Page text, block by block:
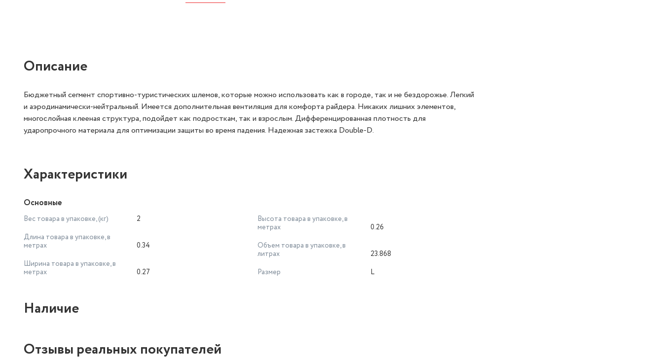
Описание
Бюджетный сегмент спортивно-туристических шлемов, которые можно использовать как в городе, так и не бездорожье. Легкий
и аэродинамически-нейтральный. Имеется дополнительная вентиляция для комфорта райдера. Никаких лишних элементов,
многослойная клееная структура, подойдет как подросткам, так и взрослым. Дифференцированная плотность для
ударопрочного материала для оптимизации защиты во время падения. Надежная застежка Double-D.
Характеристики
Основные
Вес товара в упаковке, (кг)
2
Длина товара в упаковке, в
метрах
0.34
Ширина товара в упаковке, в
метрах
0.27
Высота товара в упаковке, в
метрах
0.26
Объем товара в упаковке, в
литрах
23.868
Размер
L
Наличие
Отзывы реальных покупателей